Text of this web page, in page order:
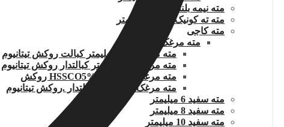
مته نیمه بلند 12 میلیمتر
مته ته کونیک بلند 20 میلیمتر
مته کاجی
مته مرغک
مته مرغک 3.15 میلیمتر کبالت روکش تیتانیوم
مته مرغک 4.0 میلیمتر کبالتدار روکش تیتانیوم
مته مرغک 5 میلیمتر HSSCO5% روکش
مته مرغک 6 میلیمتر کبالتدار .روکش تیتانیوم
مته سفید 6 میلیمتر
مته سفید 8 میلیمتر
مته سفید 10 میلیمتر